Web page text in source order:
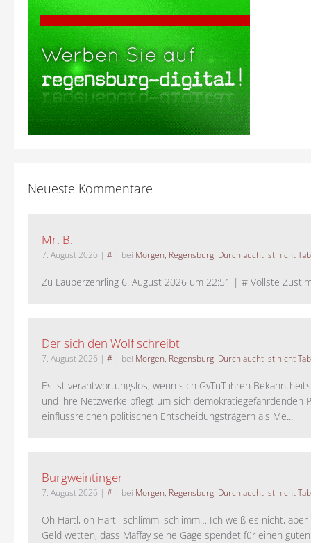
Neueste Kommentare
Mr. B.
7. August 2026 | # | bei Morgen, Regensburg! Durchlaucht ist nicht
Zu Lauberzehrling 6. August 2026 um 22:51 | # Vollste
Der sich den Wolf schreibt
7. August 2026 | # | bei Morgen, Regensburg! Durchlaucht ist nicht
Es ist verantwortungslos, wenn sich GvTuT ihren
und ihre Netzwerke pflegt um sich demokratiegefährdenden
einflussreichen politischen Entscheidungsträgern als Me...
Burgweintinger
7. August 2026 | # | bei Morgen, Regensburg! Durchlaucht ist nicht
Oh Hartl, oh Hartl, schlimm, schlimm… Ich weiß es nicht, aber
Geld wetten, dass Maffay seine Gage spendet für einen